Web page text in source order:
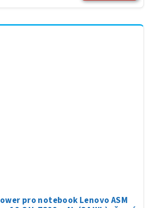
pro notebook Lenovo ASM